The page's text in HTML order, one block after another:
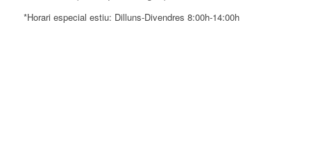
*Horari especial estiu: Dilluns-Divendres 8:00h-14:00h